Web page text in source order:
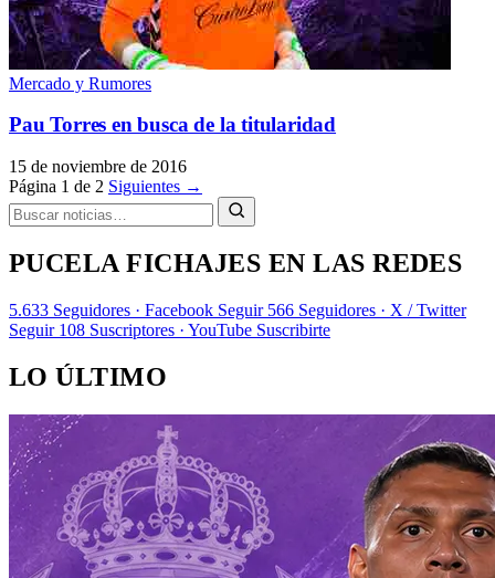
Mercado y Rumores
Pau Torres en busca de la titularidad
15 de noviembre de 2016
Página 1 de 2 Siguientes →
PUCELA FICHAJES EN LAS REDES
5.633 Seguidores · Facebook Seguir 566 Seguidores · X / Twitter
Seguir 108 Suscriptores · YouTube Suscribirte
LO ÚLTIMO